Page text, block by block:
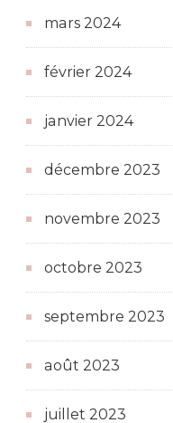
mars 2024
février 2024
janvier 2024
décembre 2023
novembre 2023
octobre 2023
septembre 2023
août 2023
juillet 2023